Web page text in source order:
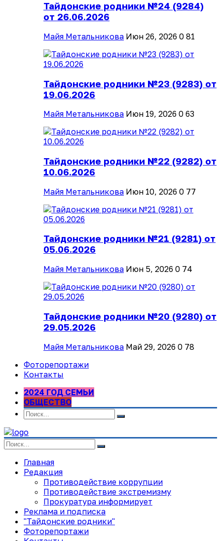
Тайдонские родники №24 (9284)
от 26.06.2026
Майя Метальникова Июн 26, 2026 0 81
Тайдонские родники №23 (9283) от
19.06.2026
Майя Метальникова Июн 19, 2026 0 63
Тайдонские родники №22 (9282) от
10.06.2026
Майя Метальникова Июн 10, 2026 0 77
Тайдонские родники №21 (9281) от
05.06.2026
Майя Метальникова Июн 5, 2026 0 74
Тайдонские родники №20 (9280) от
29.05.2026
Майя Метальникова Май 29, 2026 0 78
Фоторепортажи
Контакты
2024 ГОД СЕМЬИ
ОБЩЕСТВО
Главная
Редакция
Противодействие коррупции
Противодействие экстремизму
Прокуратура информирует
Реклама и подписка
"Тайдонские родники"
Фоторепортажи